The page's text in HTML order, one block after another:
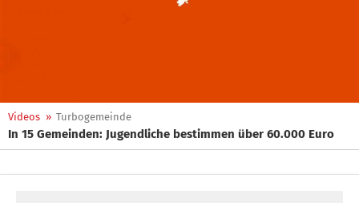
Videos » Turbogemeinde
In 15 Gemeinden: Jugendliche bestimmen über 60.000 Euro